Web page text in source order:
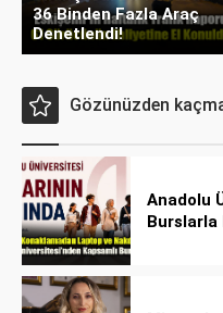
36 Binden Fazla Araç
Denetlendi!
Gözünüzden
Anadolu